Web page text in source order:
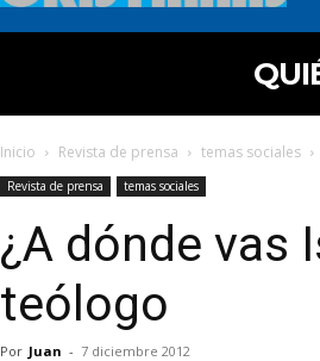
Inicio Revista de prensa temas sociales
Revista de prensa temas sociales
¿A dónde vas
teólogo
Por Juan - 7 diciembre 2012